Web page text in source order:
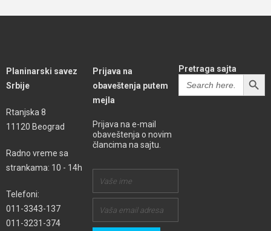
Planinarski savez
Srbije
Rtanjska 8
11120 Beograd
Radno vreme sa
strankama: 10 - 14h
Telefoni:
011-3343-137
011-3231-374
Prijava na
obaveštenja putem
mejla
Prijava na e-mail
obaveštenja o novim
člancima na sajtu.
Pretraga sajta
Search
for:
SEARCH